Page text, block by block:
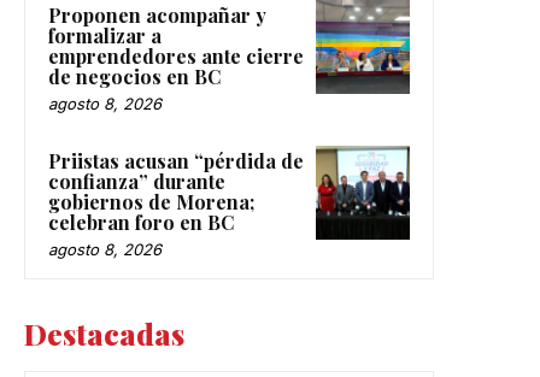
Proponen acompañar y
formalizar a
emprendedores ante cierre
de negocios en BC
agosto 8, 2026
Priistas acusan “pérdida de
confianza” durante
gobiernos de Morena;
celebran foro en BC
agosto 8, 2026
Destacadas